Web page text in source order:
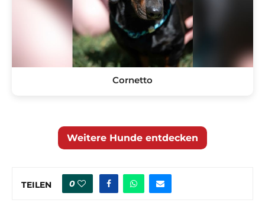
Cornetto
Weitere Hunde entdecken
TEILEN 0